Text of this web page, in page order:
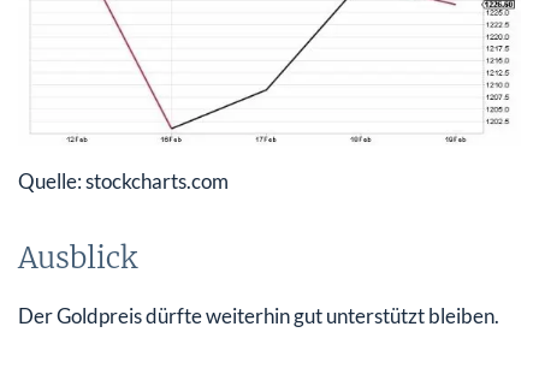
Quelle: stockcharts.com
Ausblick
Der Goldpreis dürfte weiterhin gut unterstützt bleiben.